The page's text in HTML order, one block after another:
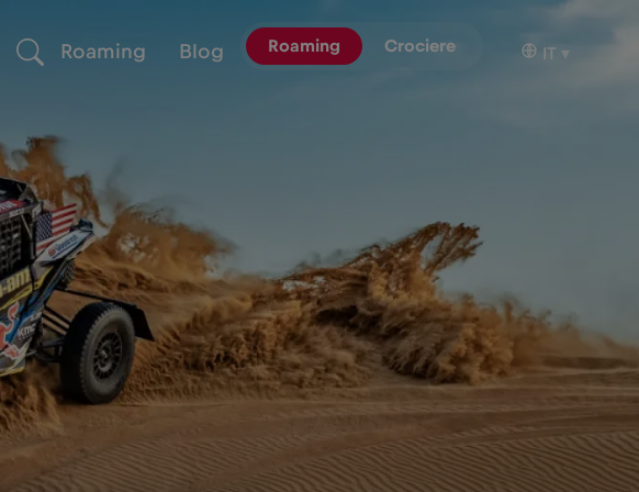
Roaming Blog Roaming Crociere IT ▾